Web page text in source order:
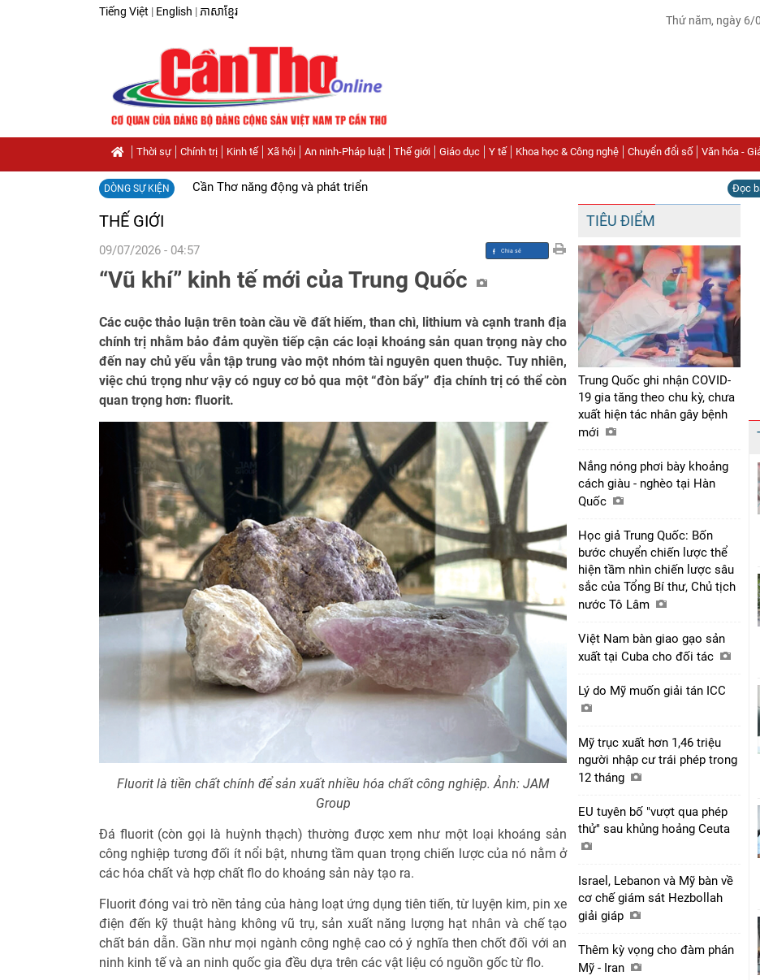
Tiếng Việt | English | ភាសាខ្មែរ
Thứ năm, ngày 6/
Thời sự Chính trị Kinh tế Xã hội An ninh-Pháp luật Thế giới Giáo dục Y tế Khoa học & Công nghệ Chuyển đổi số Văn hóa -
DÒNG SỰ KIỆN Cần Thơ năng động và phát triển Đọc
THẾ GIỚI
09/07/2026 - 04:57
“Vũ khí” kinh tế mới của Trung Quốc
Các cuộc thảo luận trên toàn cầu về đất hiếm, than chì, lithium và cạnh tranh địa
chính trị nhằm bảo đảm quyền tiếp cận các loại khoáng sản quan trọng này cho
đến nay chủ yếu vẫn tập trung vào một nhóm tài nguyên quen thuộc. Tuy nhiên,
việc chú trọng như vậy có nguy cơ bỏ qua một “đòn bẩy” địa chính trị có thể còn
quan trọng hơn: fluorit.
Fluorit là tiền chất chính để sản xuất nhiều hóa chất công nghiệp. Ảnh: JAM
Group
Đá fluorit (còn gọi là huỳnh thạch) thường được xem như một loại khoáng sản
công nghiệp tương đối ít nổi bật, nhưng tầm quan trọng chiến lược của nó nằm ở
các hóa chất và hợp chất flo do khoáng sản này tạo ra.
Fluorit đóng vai trò nền tảng của hàng loạt ứng dụng tiên tiến, từ luyện kim, pin xe
điện đến kỹ thuật hàng không vũ trụ, sản xuất năng lượng hạt nhân và chế tạo
chất bán dẫn. Gần như mọi ngành công nghệ cao có ý nghĩa then chốt đối với an
ninh kinh tế và an ninh quốc gia đều dựa trên các vật liệu có nguồn gốc từ flo.
TIÊU ĐIỂM
Trung Quốc ghi nhận COVID-
19 gia tăng theo chu kỳ, chưa
xuất hiện tác nhân gây bệnh
mới
Nắng nóng phơi bày khoảng
cách giàu - nghèo tại Hàn
Quốc
Học giả Trung Quốc: Bốn
bước chuyển chiến lược thể
hiện tầm nhìn chiến lược sâu
sắc của Tổng Bí thư, Chủ tịch
nước Tô Lâm
Việt Nam bàn giao gạo sản
xuất tại Cuba cho đối tác
Lý do Mỹ muốn giải tán ICC
Mỹ trục xuất hơn 1,46 triệu
người nhập cư trái phép trong
12 tháng
EU tuyên bố "vượt qua phép
thử" sau khủng hoảng Ceuta
Israel, Lebanon và Mỹ bàn về
cơ chế giám sát Hezbollah
giải giáp
Thêm kỳ vọng cho đàm phán
Mỹ - Iran